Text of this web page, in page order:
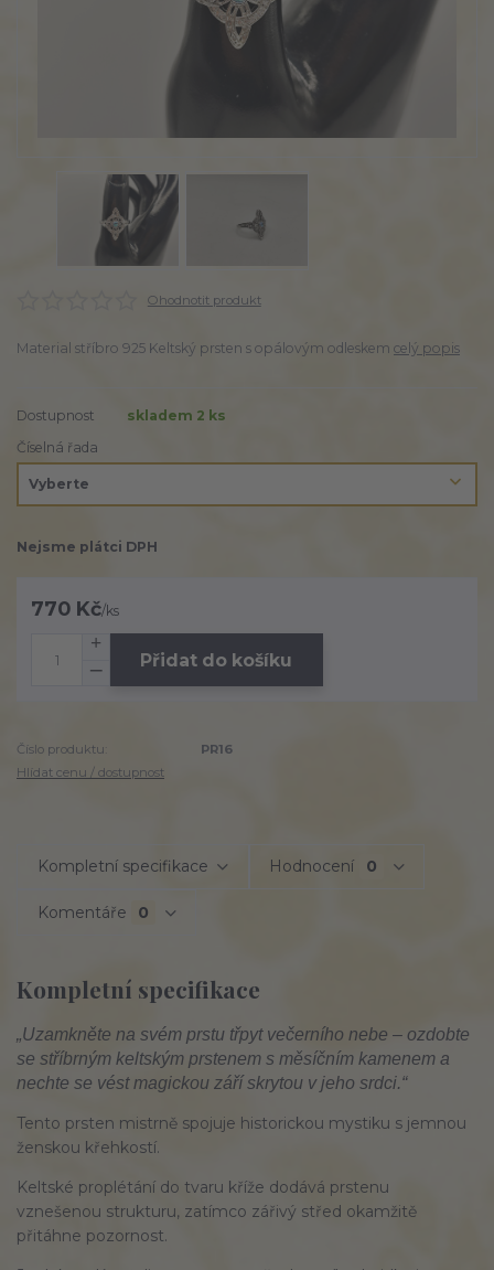
Ohodnotit produkt
Material stříbro 925 Keltský prsten s opálovým odleskem celý popis
Dostupnost
skladem 2 ks
Číselná řada
Nejsme plátci DPH
770 Kč/ks
Přidat do košíku
Číslo produktu:
PR16
Hlídat cenu / dostupnost
Kompletní specifikace Hodnocení 0
Komentáře 0
Kompletní specifikace
„Uzamkněte na svém prstu třpyt večerního nebe – ozdobte
se stříbrným keltským prstenem s měsíčním kamenem a
nechte se vést magickou září skrytou v jeho srdci.“
Tento prsten mistrně spojuje historickou mystiku s jemnou
ženskou křehkostí.
Keltské proplétání do tvaru kříže dodává prstenu
vznešenou strukturu, zatímco zářivý střed okamžitě
přitáhne pozornost.